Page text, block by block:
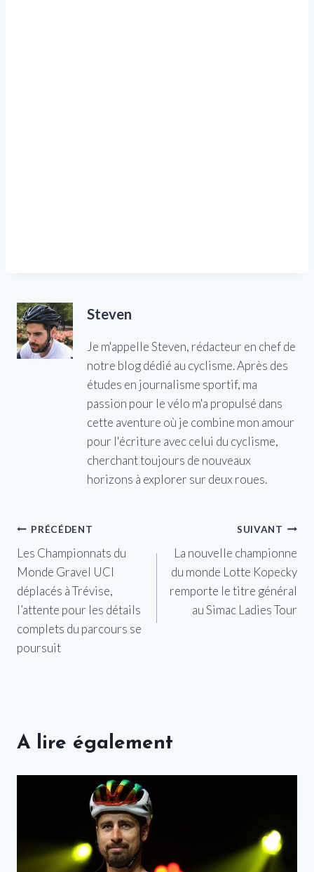
Steven
Je m'appelle Steven, rédacteur en chef de
notre blog dédié au cyclisme. Après des
études en journalisme sportif, ma
passion pour le vélo m'a propulsé dans
cette aventure où je combine mon amour
pour l'écriture avec celui du cyclisme,
cherchant toujours de nouveaux
horizons à explorer sur deux roues.
Navigation
de
l’article
PRÉCÉDENT
Les Championnats du
Monde Gravel UCI
déplacés à Trévise,
l’attente pour les détails
complets du parcours se
poursuit
SUIVANT
La nouvelle championne
du monde Lotte Kopecky
remporte le titre général
au Simac Ladies Tour
A lire également